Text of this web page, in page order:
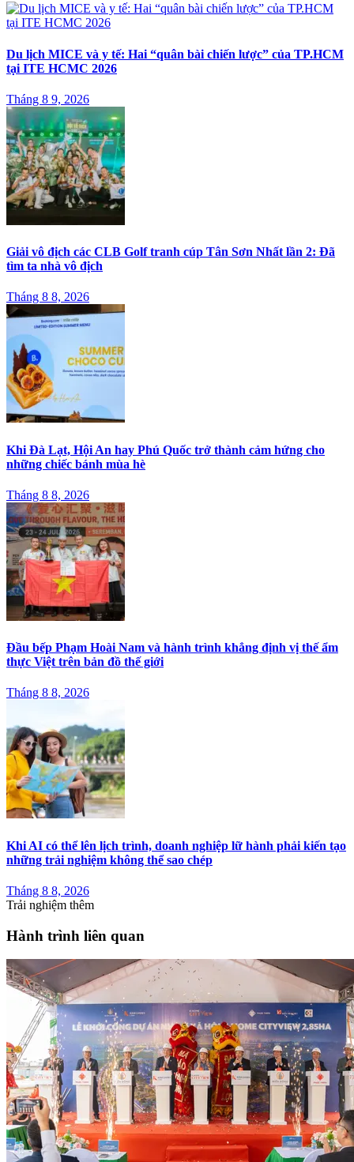
Du lịch MICE và y tế: Hai “quân bài chiến lược” của TP.HCM
tại ITE HCMC 2026
Tháng 8 9, 2026
Giải vô địch các CLB Golf tranh cúp Tân Sơn Nhất lần 2: Đã
tìm ta nhà vô địch
Tháng 8 8, 2026
Khi Đà Lạt, Hội An hay Phú Quốc trở thành cảm hứng cho
những chiếc bánh mùa hè
Tháng 8 8, 2026
Đầu bếp Phạm Hoài Nam và hành trình khẳng định vị thế ẩm
thực Việt trên bản đồ thế giới
Tháng 8 8, 2026
Khi AI có thể lên lịch trình, doanh nghiệp lữ hành phải kiến tạo
những trải nghiệm không thể sao chép
Tháng 8 8, 2026
Trải nghiệm thêm
Hành trình liên quan